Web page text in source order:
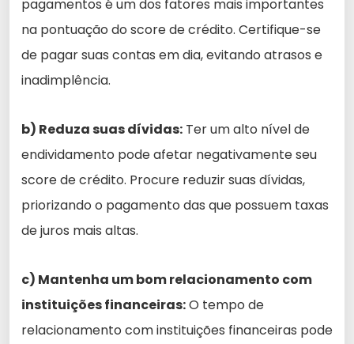
pagamentos é um dos fatores mais importantes
na pontuação do score de crédito. Certifique-se
de pagar suas contas em dia, evitando atrasos e
inadimplência.
b) Reduza suas dívidas: Ter um alto nível de
endividamento pode afetar negativamente seu
score de crédito. Procure reduzir suas dívidas,
priorizando o pagamento das que possuem taxas
de juros mais altas.
c) Mantenha um bom relacionamento com
instituições financeiras:O tempo de
relacionamento com instituições financeiras pode